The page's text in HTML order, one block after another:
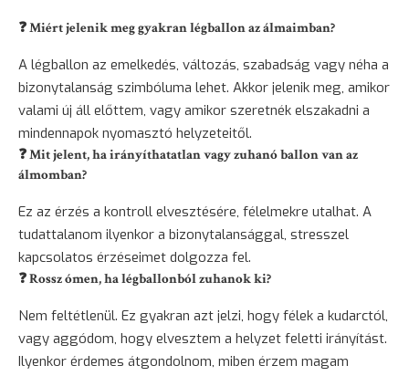
❓ Miért jelenik meg gyakran légballon az álmaimban?
A légballon az emelkedés, változás, szabadság vagy néha a
bizonytalanság szimbóluma lehet. Akkor jelenik meg, amikor
valami új áll előttem, vagy amikor szeretnék elszakadni a
mindennapok nyomasztó helyzeteitől.
❓ Mit jelent, ha irányíthatatlan vagy zuhanó ballon van az
álmomban?
Ez az érzés a kontroll elvesztésére, félelmekre utalhat. A
tudattalanom ilyenkor a bizonytalansággal, stresszel
kapcsolatos érzéseimet dolgozza fel.
❓ Rossz ómen, ha légballonból zuhanok ki?
Nem feltétlenül. Ez gyakran azt jelzi, hogy félek a kudarctól,
vagy aggódom, hogy elvesztem a helyzet feletti irányítást.
Ilyenkor érdemes átgondolnom, miben érzem magam